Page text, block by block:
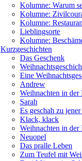
Kolumne: Warum
Kolumne:
Kolumne:
Lieblingsorte
Kolumne:
Kurzgeschichten
Das Geschenk
Eine
Andrew
Weihnachten in
Sarah
Es geschah zu
Klack, klack
Weihnachten in
Neuopel
Das pralle Leben
Zum Teufel mit